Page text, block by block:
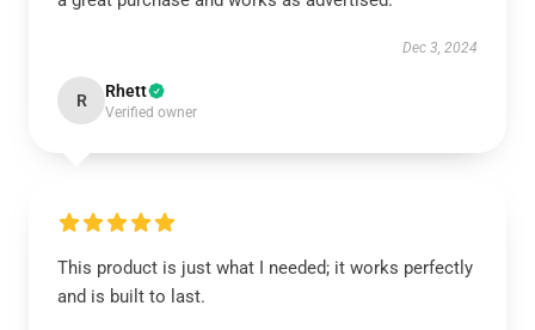
Dec 3, 2024
R Rhett
Verified owner
This product is just what I needed; it works perfectly
and is built to last.